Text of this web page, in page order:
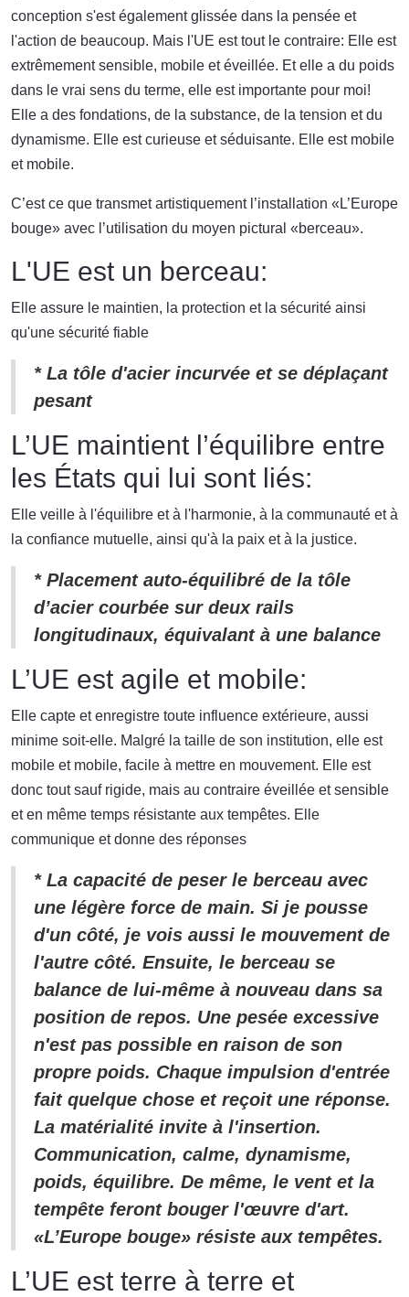
conception s'est également glissée dans la pensée et
l'action de beaucoup. Mais l'UE est tout le contraire: Elle est
extrêmement sensible, mobile et éveillée. Et elle a du poids
dans le vrai sens du terme, elle est importante pour moi!
Elle a des fondations, de la substance, de la tension et du
dynamisme. Elle est curieuse et séduisante. Elle est mobile
et mobile.
C’est ce que transmet artistiquement l’installation «L’Europe
bouge» avec l’utilisation du moyen pictural «berceau».
L'UE est un berceau:
Elle assure le maintien, la protection et la sécurité ainsi
qu'une sécurité fiable
* La tôle d'acier incurvée et se déplaçant
pesant
L’UE maintient l’équilibre entre
les États qui lui sont liés:
Elle veille à l'équilibre et à l'harmonie, à la communauté et à
la confiance mutuelle, ainsi qu'à la paix et à la justice.
* Placement auto-équilibré de la tôle
d’acier courbée sur deux rails
longitudinaux, équivalant à une balance
L’UE est agile et mobile:
Elle capte et enregistre toute influence extérieure, aussi
minime soit-elle. Malgré la taille de son institution, elle est
mobile et mobile, facile à mettre en mouvement. Elle est
donc tout sauf rigide, mais au contraire éveillée et sensible
et en même temps résistante aux tempêtes. Elle
communique et donne des réponses
* La capacité de peser le berceau avec
une légère force de main. Si je pousse
d'un côté, je vois aussi le mouvement de
l'autre côté. Ensuite, le berceau se
balance de lui-même à nouveau dans sa
position de repos. Une pesée excessive
n'est pas possible en raison de son
propre poids. Chaque impulsion d'entrée
fait quelque chose et reçoit une réponse.
La matérialité invite à l'insertion.
Communication, calme, dynamisme,
poids, équilibre. De même, le vent et la
tempête feront bouger l'œuvre d'art.
«L’Europe bouge» résiste aux tempêtes.
L’UE est terre à terre et